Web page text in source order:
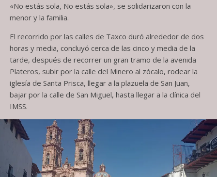
«No estás sola, No estás sola», se solidarizaron con la
menor y la familia.
El recorrido por las calles de Taxco duró alrededor de dos
horas y media, concluyó cerca de las cinco y media de la
tarde, después de recorrer un gran tramo de la avenida
Plateros, subir por la calle del Minero al zócalo, rodear la
iglesía de Santa Prisca, llegar a la plazuela de San Juan,
bajar por la calle de San Miguel, hasta llegar a la clínica del
IMSS.